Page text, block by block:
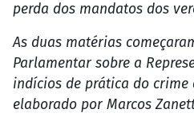
perda dos mandatos dos
As duas matérias
Parlamentar sobre a
indícios de prática do crime
elaborado por Marcos